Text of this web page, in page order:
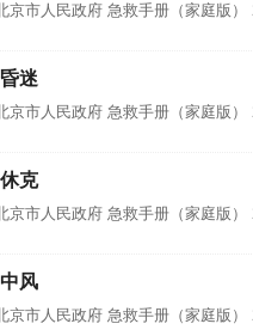
京市人民政府 急救手册（家庭
迷
京市人民政府 急救手册（家庭
克
京市人民政府 急救手册（家庭
风
京市人民政府 急救手册（家庭